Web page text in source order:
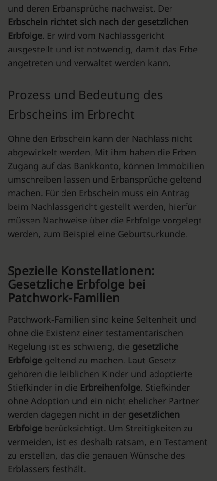
und deren Erbansprüche nachweist. Der
Erbschein richtet sich nach der gesetzlichen
Erbfolge. Er wird vom Nachlassgericht
ausgestellt und ist notwendig, damit das Erbe
angetreten und verwaltet werden kann.
Prozess und Bedeutung des
Erbscheins im Erbrecht
Ohne den Erbschein kann der Nachlass nicht
abgewickelt werden. Mit ihm haben die Erben
Zugang auf das Bankkonto, können Immobilien
umschreiben lassen und Erbansprüche geltend
machen. Für den Erbschein muss ein Antrag
beim Nachlassgericht gestellt werden, hierfür
müssen Nachweise über die Erbfolge vorgelegt
werden, zum Beispiel eine Geburtsurkunde.
Spezielle Konstellationen:
Gesetzliche Erbfolge bei
Patchwork-Familien
Patchwork-Familien sind keine Seltenheit und
ohne die Existenz einer testamentarischen
Regelung ist es schwierig, die gesetzliche
Erbfolge geltend zu machen. Laut Gesetz
gehören die leiblichen Kinder und adoptierte
Stiefkinder in die Erbreihenfolge. Stiefkinder
ohne Adoption und ein nicht ehelicher Partner
werden dagegen nicht in der gesetzlichen
Erbfolge berücksichtigt. Um Streitigkeiten zu
vermeiden, ist es deshalb ratsam, ein Testament
zu erstellen, das die genauen Wünsche des
Erblassers festhält.